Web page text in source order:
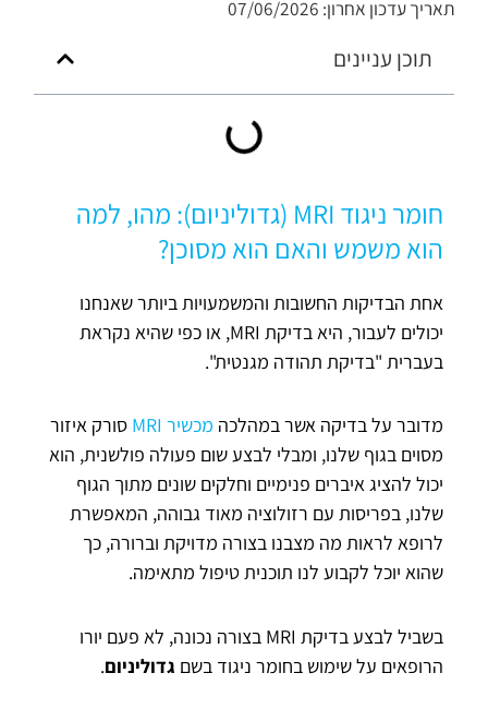
תאריך עדכון אחרון: 07/06/2026
תוכן עניינים
חומר ניגוד MRI (גדוליניום): מהו, למה
הוא משמש והאם הוא מסוכן?
אחת הבדיקות החשובות והמשמעויות ביותר שאנחנו
יכולים לעבור, היא בדיקת MRI, או כפי שהיא נקראת
בעברית "בדיקת תהודה מגנטית".
מדובר על בדיקה אשר במהלכה מכשיר MRI
סורק איזור
מסוים בגוף שלנו, ומבלי לבצע שום פעולה פולשנית, הוא
יכול להציג איברים פנימיים וחלקים שונים מתוך הגוף
שלנו, בפריסות עם רזולוציה מאוד גבוהה, המאפשרת
לרופא לראות מה מצבנו בצורה מדויקת וברורה, כך
שהוא יוכל לקבוע לנו תוכנית טיפול מתאימה.
בשביל לבצע בדיקת MRI בצורה נכונה, לא פעם יורו
הרופאים על שימוש בחומר ניגוד בשם גדוליניום.